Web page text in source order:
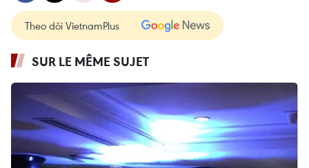
Theo dõi VietnamPlus
SUR LE MÊME SUJET